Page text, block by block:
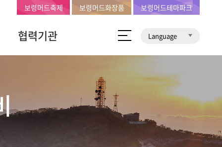
협력기관 Language
보령머드축제 보령머드화장품 보령머드테마파크